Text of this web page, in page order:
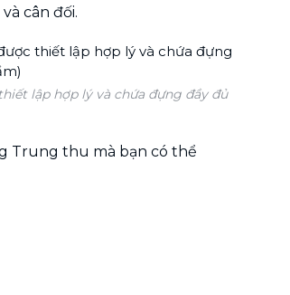
cân đối.
lập hợp lý và chứa đựng đầy đủ
Trung thu mà bạn có thể